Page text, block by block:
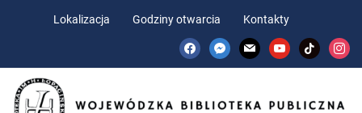
Lokalizacja Godziny otwarcia
Kontakty
facebookmessenger
mail youtubetiktok